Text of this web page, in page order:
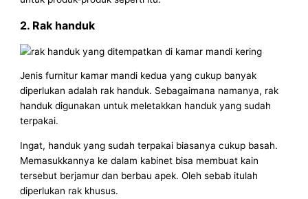
2. Rak handuk
Jenis furnitur kamar mandi kedua yang cukup banyak
diperlukan adalah rak handuk. Sebagaimana namanya, rak
handuk digunakan untuk meletakkan handuk yang sudah
terpakai.
Ingat, handuk yang sudah terpakai biasanya cukup basah.
Memasukkannya ke dalam kabinet bisa membuat kain
tersebut berjamur dan berbau apek. Oleh sebab itulah
diperlukan rak khusus.